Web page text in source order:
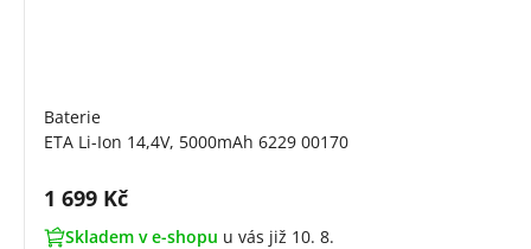
Baterie
ETA Li-Ion 14,4V, 5000mAh 6229 00170
Cena s DPH:
1 699 Kč
Skladem v e-shopu u vás již 10. 8.